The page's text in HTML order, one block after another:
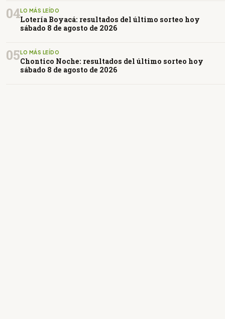
04LO MÁS LEÍDO
Lotería Boyacá: resultados del último sorteo hoy
sábado 8 de agosto de 2026
05LO MÁS LEÍDO
Chontico Noche: resultados del último sorteo hoy
sábado 8 de agosto de 2026